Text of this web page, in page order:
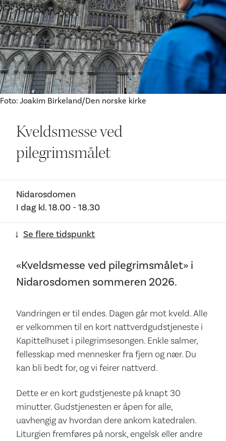
Ditt besøk
Foto: Joakim Birkeland/Den norske kirke
Kveldsmesse ved
pilegrimsmålet
Nidarosdomen
I dag kl.18.00 - 18.30
→Se flere tidspunkt
«Kveldsmesse ved pilegrimsmålet» i
Nidarosdomen sommeren 2026.
Vandringen er til endes. Dagen går mot kveld. Alle
er velkommen til en kort nattverdgudstjeneste i
Kapittelhuset i pilegrimsesongen. Enkle salmer,
fellesskap med mennesker fra fjern og nær. Du
kan bli bedt for, og vi feirer nattverd.
Dette er en kort gudstjeneste på knapt 30
minutter. Gudstjenesten er åpen for alle,
uavhengig av hvordan dere ankom katedralen.
Liturgien fremføres på norsk, engelsk eller andre